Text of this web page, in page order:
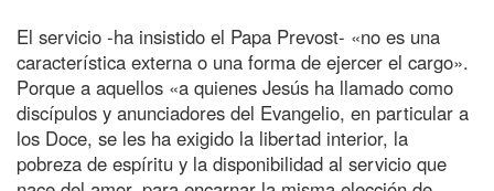
El servicio -ha insistido el Papa Prevost- «no es una
característica externa o una forma de ejercer el cargo».
Porque a aquellos «a quienes Jesús ha llamado como
discípulos y anunciadores del Evangelio, en particular a
los Doce, se les ha exigido la libertad interior, la
pobreza de espíritu y la disponibilidad al servicio que